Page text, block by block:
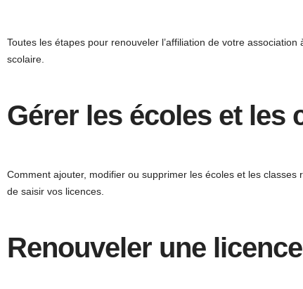
Toutes les étapes pour renouveler l’affiliation de votre association
scolaire.
Gérer les écoles et les
Comment ajouter, modifier ou supprimer les écoles et les classes
de saisir vos licences.
Renouveler une